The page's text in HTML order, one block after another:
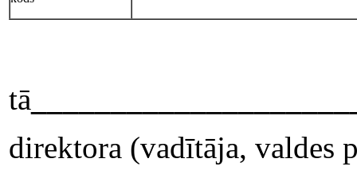
tā
direktora (vadītāja, valdes